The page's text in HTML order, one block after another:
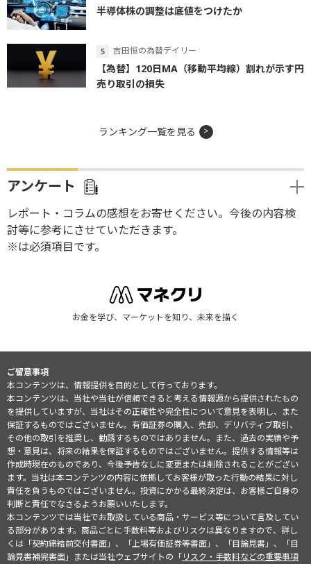
半導体株の調整は底値をつけたか
吉田恒の為替デイリー
【為替】120日MA（移動平均線）割れが示す円
売り取引の損失
ランキング一覧を見る
アンケート
レポート・コラムの感想をお寄せください。今後の内容検
討等に参考にさせていただきます。
※は必須項目です。
お金を学び、マーケットを知り、未来を描く
ご留意事項
本コンテンツは、情報提供を目的として行っております。
本コンテンツは、当社や当社が信頼できると考える情報源から提供されたもの
を提供していますが、当社はその正確性や完全性について意見を表明し、また
保証するものではございません。有価証券の購入、売却、デリバティブ取引、
その他の取引を推奨し、勧誘するものではありません。また、過去の実績や予
想・意見は、将来の結果を保証するものではございません。提供する情報等は
作成時現在のものであり、今後予告なしに変更または削除されることがござい
ます。当社は本コンテンツの内容に依拠してお客様が取った行動の結果に対し
責任を負うものではございません。投資にかかる最終決定は、お客様ご自身の
判断と責任でなさるようお願いいたします。
本コンテンツでは当社でお取扱している商品・サービス等について言及してい
る部分があります。商品ごとに手数料等およびリスクは異なりますので、詳し
くは「契約締結前交付書面」、「上場有価証券等書面」、「目論見書」、「目
論見書補完書面」または当社ウェブサイトの「リスク・手数料などの重要事項